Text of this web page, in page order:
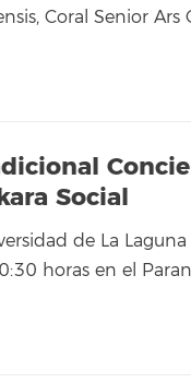
Coral Senior
Social
de La
horas en el